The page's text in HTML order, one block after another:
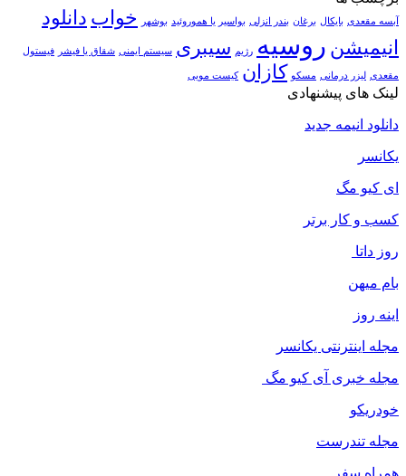
آبسه مقعدی بایکال برغان بندر انزلی بواسیر یا هموروئید بوشهر خواب دانلود
انیمیشن روسیه رژیم سیبری سیستم ایمنی شقاق یا فیشر فیستول
مقعدی لیزر درمانی مسکو کازان کیست مویی
لینک های پیشنهادی
دانلود انیمه جدید
یکانسر
ای کیو مگ
کسب و کار برتر
روز داتا
بام میهن
اینه روز
مجله اینترنتی یکانسر
مجله خبری آی کیو مگ
خودریکو
مجله‌ تندرست
همراه سفر